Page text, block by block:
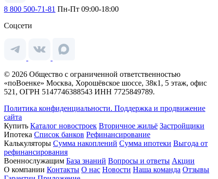
8 800 500-71-81 Пн-Пт 09:00-18:00
Соцсети
© 2026 Общество с ограниченной ответственностью
«поВоенке» Москва, Хорошёвское шоссе, 38к1, 5 этаж, офис
521, ОГРН 5147746388543 ИНН 7725849789.
Политика конфиденциальности. Поддержка и продвижение
сайта
Купить Каталог новостроек Вторичное жильё Застройщики
Ипотека Список банков Рефинансирование
Калькуляторы Сумма накоплений Сумма ипотеки Выгода от
рефинансирования
Военнослужащим База знаний Вопросы и ответы Акции
О компании Контакты О нас Новости Наша команда Отзывы